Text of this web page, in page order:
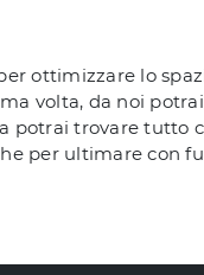
ottimizzare lo
volta, da noi
potrai trovare tutto
per ultimare con